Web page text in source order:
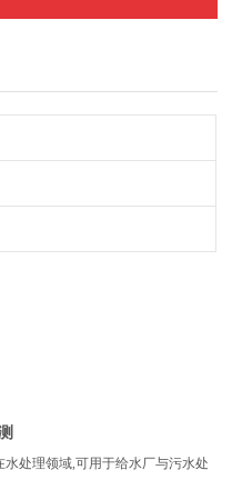
处理领域,可用于给水厂与污水处